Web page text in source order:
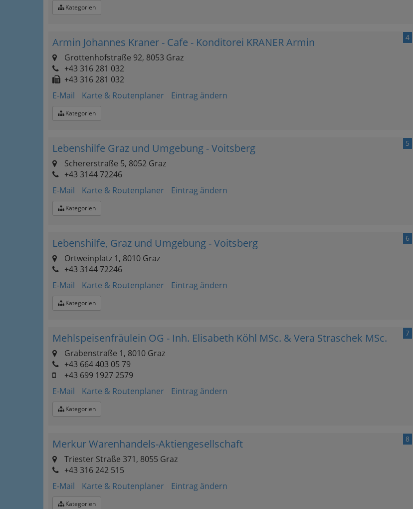
Kategorien
4
Armin Johannes Kraner - Cafe - Konditorei KRANER Armin
Grottenhofstraße 92, 8053 Graz
+43 316 281 032
+43 316 281 032
E-Mail
Karte & Routenplaner Eintrag ändern
Kategorien
5
Lebenshilfe Graz und Umgebung - Voitsberg
Schererstraße 5, 8052 Graz
+43 3144 72246
E-Mail
Karte & Routenplaner Eintrag ändern
Kategorien
6
Lebenshilfe, Graz und Umgebung - Voitsberg
Ortweinplatz 1, 8010 Graz
+43 3144 72246
E-Mail
Karte & Routenplaner Eintrag ändern
Kategorien
7
Mehlspeisenfräulein OG - Inh. Elisabeth Köhl MSc. & Vera Straschek MSc.
Grabenstraße 1, 8010 Graz
+43 664 403 05 79
+43 699 1927 2579
E-Mail
Karte & Routenplaner Eintrag ändern
Kategorien
8
Merkur Warenhandels-Aktiengesellschaft
Triester Straße 371, 8055 Graz
+43 316 242 515
E-Mail
Karte & Routenplaner Eintrag ändern
Kategorien